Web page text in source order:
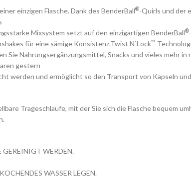
einzigen Flasche. Dank des BenderBall®-Quirls und der
Mixsystem setzt auf den einzigartigen BenderBall®
für eine sämige Konsistenz.Twist N`Lock™-
Sie Nahrungsergänzungsmittel, Snacks und vieles mehr
gestern
werden und ermöglicht so den Transport von Kapseln
Trageschlaufe, mit der Sie sich die Flasche bequem
GEREINIGT WERDEN.
WASSER LEGEN.